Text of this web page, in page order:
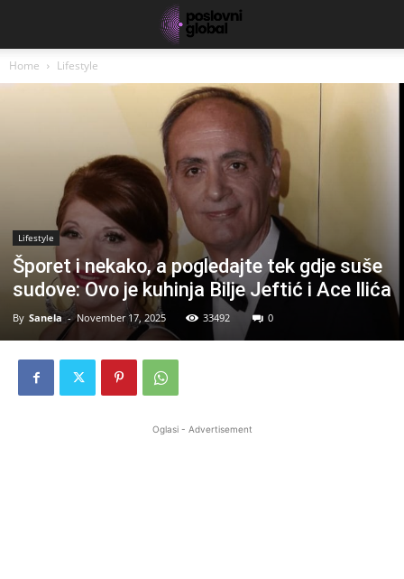
Home Lifestyle
Lifestyle
Šporet i nekako, a pogledajte tek gdje suše
sudove: Ovo je kuhinja Bilje Jeftić i Ace Ilića
By Sanela - November 17, 2025 33492 0
Oglasi - Advertisement